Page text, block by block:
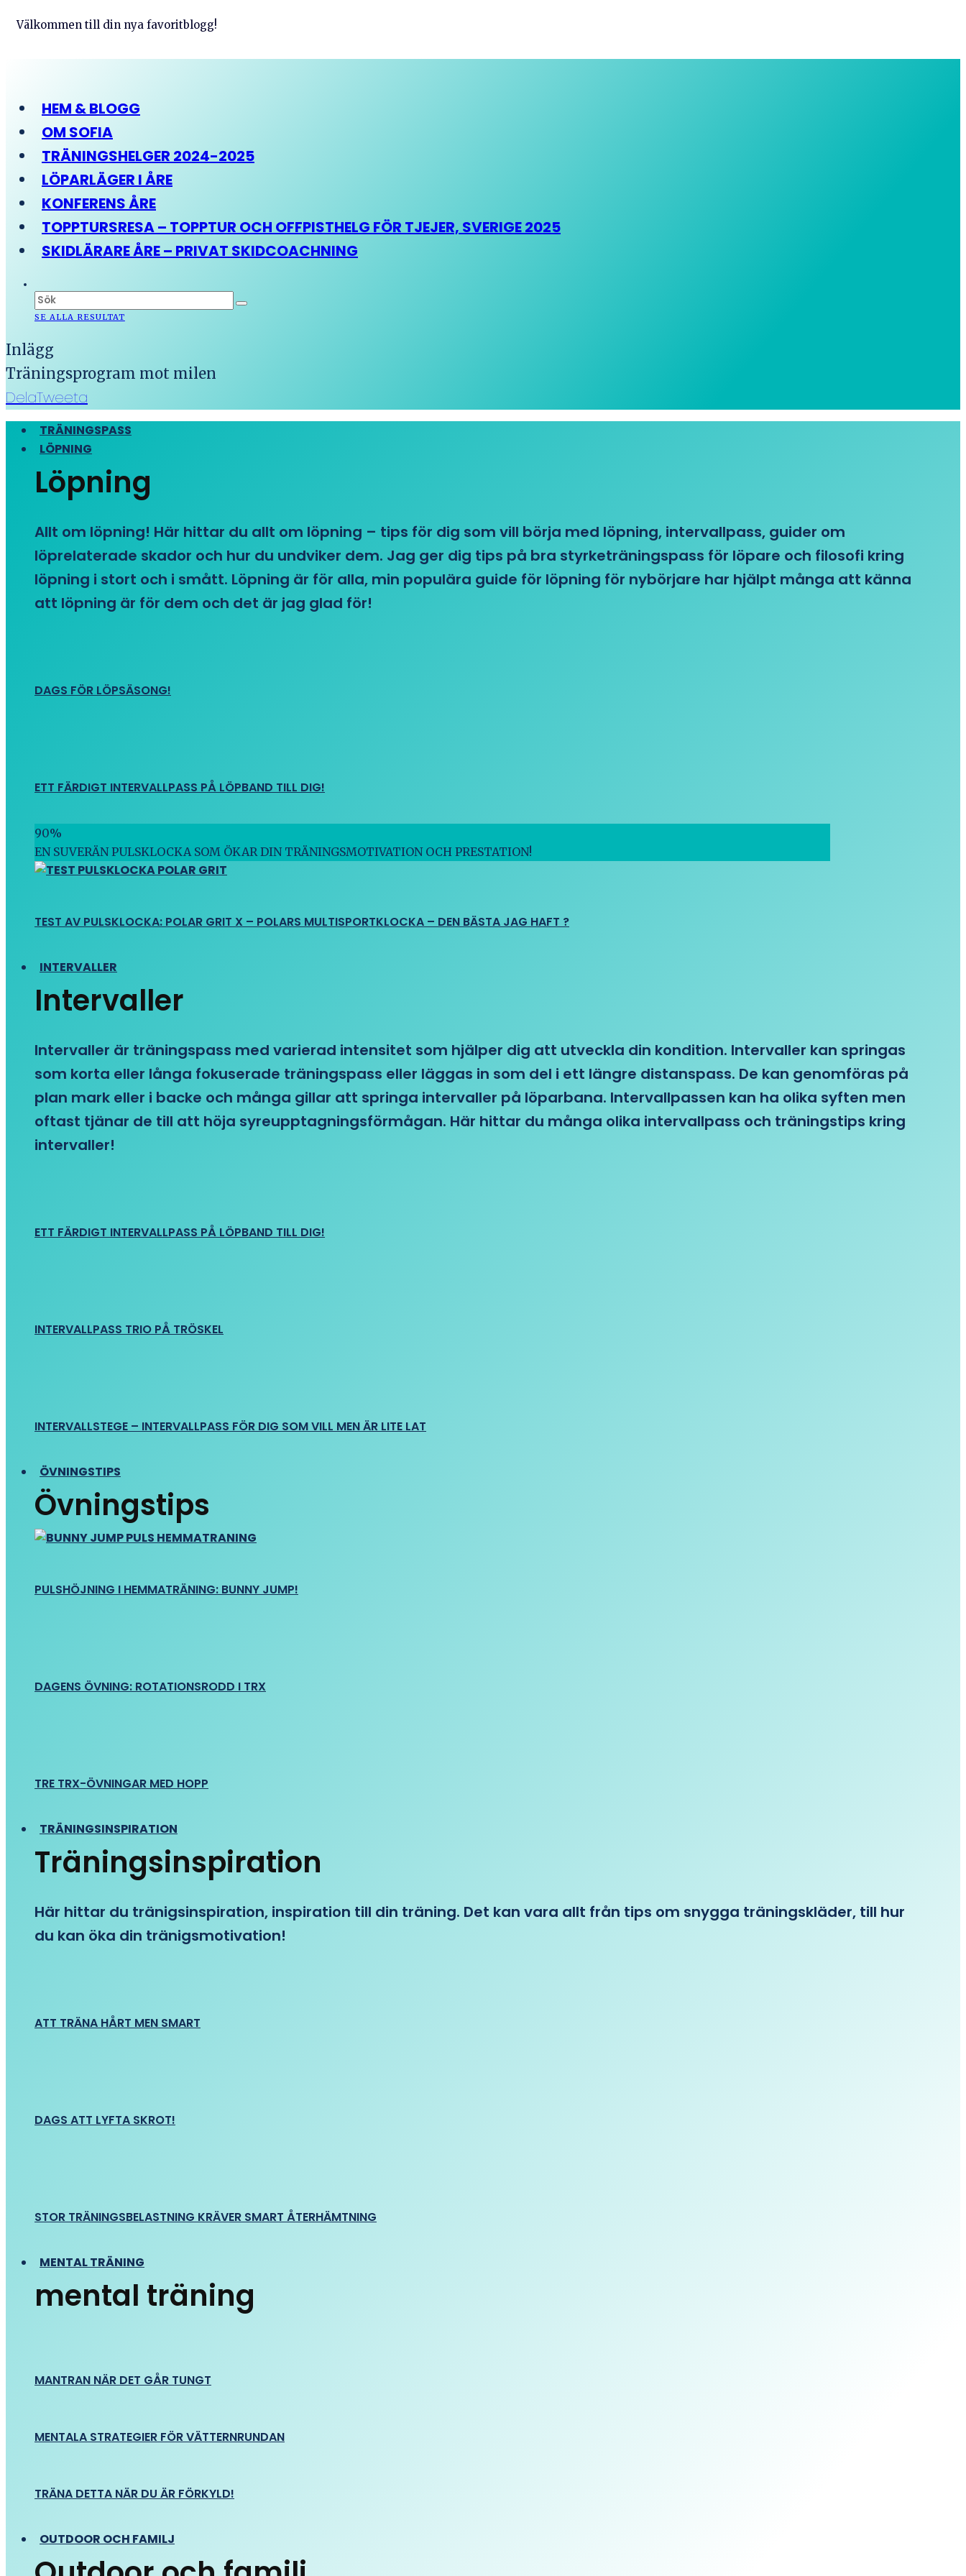
Välkommen till din nya favoritblogg!
HEM & BLOGG
OM SOFIA
TRÄNINGSHELGER 2024-2025
LÖPARLÄGER I ÅRE
KONFERENS ÅRE
TOPPTURSRESA – TOPPTUR OCH OFFPISTHELG FÖR TJEJER, SVERIGE 2025
SKIDLÄRARE ÅRE – PRIVAT SKIDCOACHNING
SE ALLA RESULTAT
Inlägg
Träningsprogram mot milen
DelaTweeta
TRÄNINGSPASS
LÖPNING
Löpning
Allt om löpning! Här hittar du allt om löpning – tips för dig som vill börja med löpning, intervallpass, guider om
löprelaterade skador och hur du undviker dem. Jag ger dig tips på bra styrketräningspass för löpare och filosofi kring
löpning i stort och i smått. Löpning är för alla, min populära guide för löpning för nybörjare har hjälpt många att känna
att löpning är för dem och det är jag glad för!
DAGS FÖR LÖPSÄSONG!
ETT FÄRDIGT INTERVALLPASS PÅ LÖPBAND TILL DIG!
90%
EN SUVERÄN PULSKLOCKA SOM ÖKAR DIN TRÄNINGSMOTIVATION OCH PRESTATION!
TEST AV PULSKLOCKA: POLAR GRIT X – POLARS MULTISPORTKLOCKA – DEN BÄSTA JAG HAFT ?
INTERVALLER
Intervaller
Intervaller är träningspass med varierad intensitet som hjälper dig att utveckla din kondition. Intervaller kan springas
som korta eller långa fokuserade träningspass eller läggas in som del i ett längre distanspass. De kan genomföras på
plan mark eller i backe och många gillar att springa intervaller på löparbana. Intervallpassen kan ha olika syften men
oftast tjänar de till att höja syreupptagningsförmågan. Här hittar du många olika intervallpass och träningstips kring
intervaller!
ETT FÄRDIGT INTERVALLPASS PÅ LÖPBAND TILL DIG!
INTERVALLPASS TRIO PÅ TRÖSKEL
INTERVALLSTEGE – INTERVALLPASS FÖR DIG SOM VILL MEN ÄR LITE LAT
ÖVNINGSTIPS
Övningstips
PULSHÖJNING I HEMMATRÄNING: BUNNY JUMP!
DAGENS ÖVNING: ROTATIONSRODD I TRX
TRE TRX-ÖVNINGAR MED HOPP
TRÄNINGSINSPIRATION
Träningsinspiration
Här hittar du tränigsinspiration, inspiration till din träning. Det kan vara allt från tips om snygga träningskläder, till hur
du kan öka din tränigsmotivation!
ATT TRÄNA HÅRT MEN SMART
DAGS ATT LYFTA SKROT!
STOR TRÄNINGSBELASTNING KRÄVER SMART ÅTERHÄMTNING
MENTAL TRÄNING
mental träning
MANTRAN NÄR DET GÅR TUNGT
MENTALA STRATEGIER FÖR VÄTTERNRUNDAN
TRÄNA DETTA NÄR DU ÄR FÖRKYLD!
OUTDOOR OCH FAMILJ